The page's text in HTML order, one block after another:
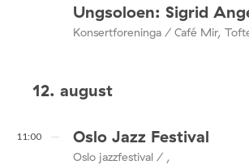
Ungsoloen: Sigrid
Konsertforeninga / Café Mir,
12. august
11:00 Oslo Jazz Festival
Oslo jazzfestival / ,